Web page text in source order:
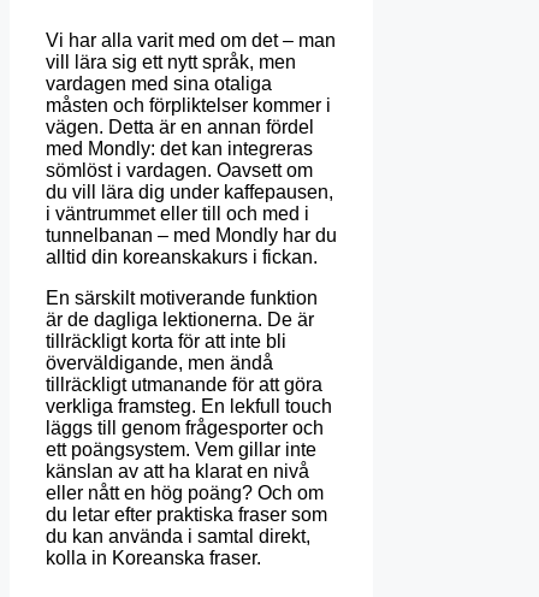
Vi har alla varit med om det – man
vill lära sig ett nytt språk, men
vardagen med sina otaliga
måsten och förpliktelser kommer i
vägen. Detta är en annan fördel
med Mondly: det kan integreras
sömlöst i vardagen. Oavsett om
du vill lära dig under kaffepausen,
i väntrummet eller till och med i
tunnelbanan – med Mondly har du
alltid din koreanskakurs i fickan.
En särskilt motiverande funktion
är de dagliga lektionerna. De är
tillräckligt korta för att inte bli
överväldigande, men ändå
tillräckligt utmanande för att göra
verkliga framsteg. En lekfull touch
läggs till genom frågesporter och
ett poängsystem. Vem gillar inte
känslan av att ha klarat en nivå
eller nått en hög poäng? Och om
du letar efter praktiska fraser som
du kan använda i samtal direkt,
kolla in Koreanska fraser.